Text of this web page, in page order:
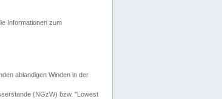
Informationen zum
ablandigen Winden in der
(NGzW) bzw. "Lowest